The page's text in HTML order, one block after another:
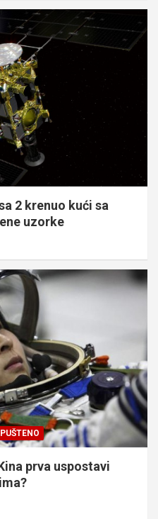
2 krenuo kući sa
uzorke
prva uspostavi